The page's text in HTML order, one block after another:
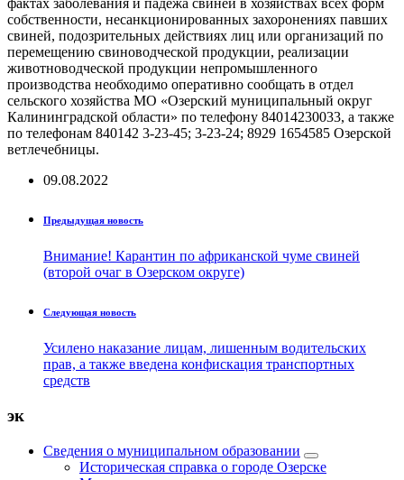
фактах заболевания и падежа свиней в хозяйствах всех форм
собственности, несанкционированных захоронениях павших
свиней, подозрительных действиях лиц или организаций по
перемещению свиноводческой продукции, реализации
животноводческой продукции непромышленного
производства необходимо оперативно сообщать в отдел
сельского хозяйства МО «Озерский муниципальный округ
Калининградской области» по телефону 84014230033, а также
по телефонам 840142 3-23-45; 3-23-24; 8929 1654585 Озерской
ветлечебницы.
09.08.2022
Предыдущая новость
Внимание! Карантин по африканской чуме свиней
(второй очаг в Озерском округе)
Следующая новость
Усилено наказание лицам, лишенным водительских
прав, а также введена конфискация транспортных
средств
эк
Сведения о муниципальном образовании
Историческая справка о городе Озерске